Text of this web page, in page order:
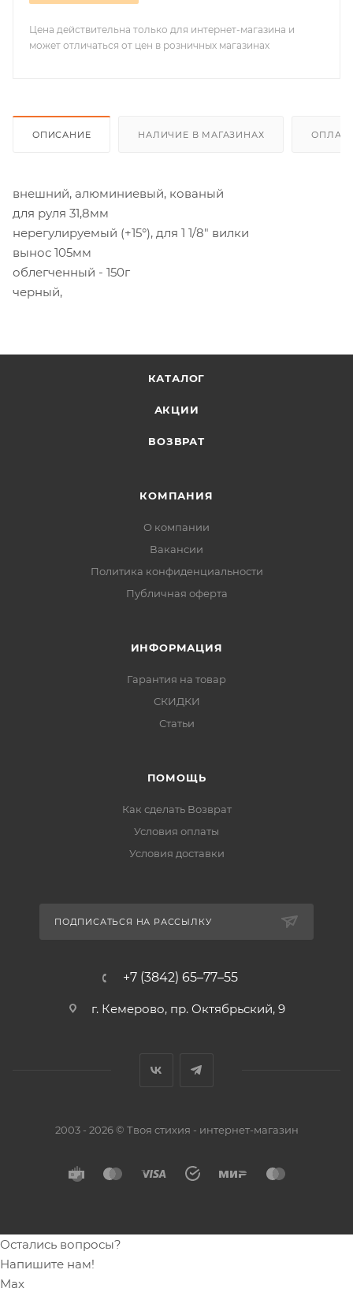
Цена действительна только для интернет-магазина и
может отличаться от цен в розничных магазинах
ОПИСАНИЕ НАЛИЧИЕ В МАГАЗИНАХ
внешний, алюминиевый, кованый
для руля 31,8мм
нерегулируемый (+15°), для 1 1/8" вилки
вынос 105мм
облегченный - 150г
черный,
КАТАЛОГ
АКЦИИ
ВОЗВРАТ
КОМПАНИЯ
О компании
Вакансии
Политика конфиденциальности
Публичная оферта
ИНФОРМАЦИЯ
Гарантия на товар
СКИДКИ
Статьи
ПОМОЩЬ
Как сделать Возврат
Условия оплаты
Условия доставки
ПОДПИСАТЬСЯ НА РАССЫЛКУ
+7 (3842) 65–77–55
г. Кемерово, пр. Октябрьский, 9
2003 - 2026 © Твоя стихия - интернет-магазин
Остались вопросы?
Напишите нам!
Max